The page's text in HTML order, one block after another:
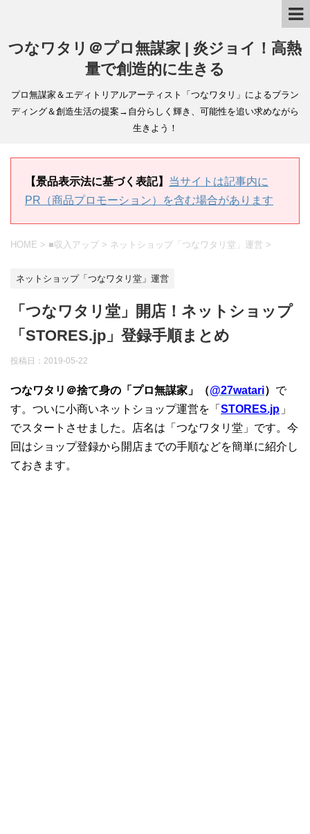
つなワタリ＠プロ無謀家 | 炎ジョイ！高熱
量で創造的に生きる
プロ無謀家＆エディトリアルアーティスト「つなワタリ」によるブラン
ディング＆創造生活の提案→自分らしく輝き、可能性を追い求めながら
生きよう！
【景品表示法に基づく表記】 当サイトは記事内に
PR（商品プロモーション）を含む場合があります
HOME > ■収入アップ > ネットショップ「つなワタリ堂」運営 >
ネットショップ「つなワタリ堂」運営
「つなワタリ堂」開店！ネットショップ
「STORES.jp」登録手順まとめ
投稿日： 2019-05-22
つなワタリ＠捨て身の「プロ無謀家」（@27watari） で
す。ついに小商いネットショップ運営を「 STORES.jp 」
でスタートさせました。店名は「つなワタリ堂」です。今
回はショップ登録から開店までの手順などを簡単に紹介し
ておきます。